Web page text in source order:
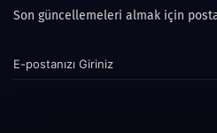
Son güncellemeleri almak için